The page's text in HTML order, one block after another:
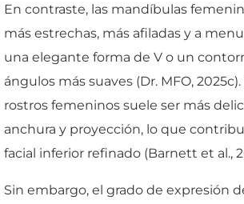
En contraste, las mandíbulas
más estrechas, más afiladas y a
una elegante forma de V o un
ángulos más suaves (Dr. MFO,
rostros femeninos suele ser más
anchura y proyección, lo que
facial inferior refinado (Barnett et al.,
Sin embargo, el grado de expresión